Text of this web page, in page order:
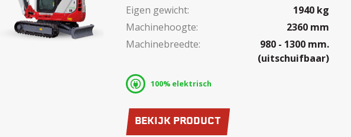
Eigen gewicht:
1940 kg
Machinehoogte:
2360 mm
Machinebreedte:
980 - 1300 mm.
(uitschuifbaar)
100% elektrisch
BEKIJK PRODUCT